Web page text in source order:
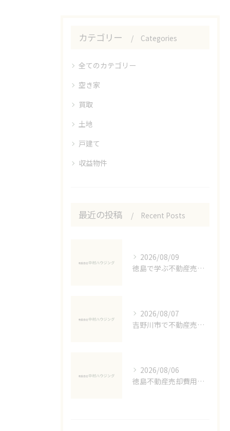
カテゴリー Categories
全てのカテゴリー
空き家
買取
土地
戸建て
収益物件
最近の投稿 Recent Posts
2026/08/09
徳島で学ぶ不動産売却の節税対策
2026/08/07
吉野川市で不動産売却に必要な書類準備術
2026/08/06
徳島不動産売却費用の実態解説